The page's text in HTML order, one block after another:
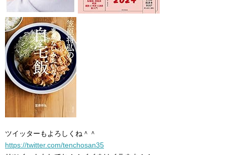
ツイッターもよろしくね＾＾
https://twitter.com/tenchosan35